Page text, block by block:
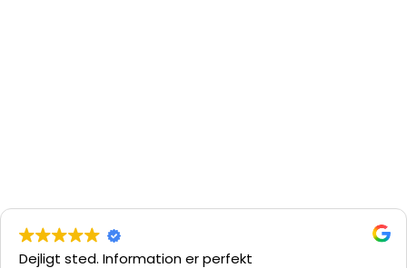
Dejligt sted. Information er perfekt